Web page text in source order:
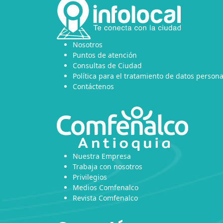
Nosotros
Puntos de atención
Consultas de Ciudad
Política para el tratamiento de datos
Contáctenos
Nuestra Empresa
Trabaja con nosotros
Privilegios
Medios Comfenalco
Revista Comfenalco